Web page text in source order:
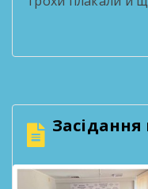
навчання вони
проєктів,
перемоги. Але […]
Засідання